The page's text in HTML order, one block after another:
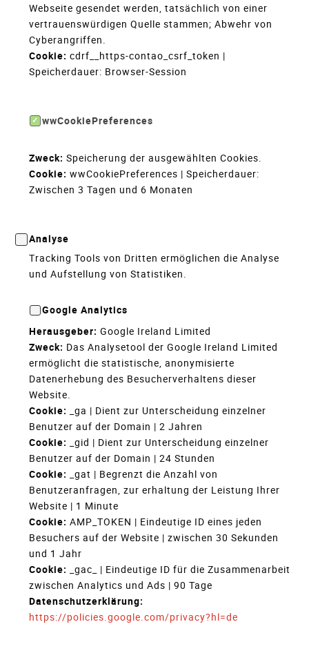
Webseite gesendet werden, tatsächlich von einer
vertrauenswürdigen Quelle stammen; Abwehr von
Cyberangriffen.
Cookie: cdrf__https-contao_csrf_token |
Speicherdauer: Browser-Session
wwCookiePreferences
Zweck: Speicherung der ausgewählten Cookies.
Cookie: wwCookiePreferences | Speicherdauer:
Zwischen 3 Tagen und 6 Monaten
Analyse
Tracking Tools von Dritten ermöglichen die Analyse
und Aufstellung von Statistiken.
Google Analytics
Herausgeber: Google Ireland Limited
Zweck: Das Analysetool der Google Ireland Limited
ermöglicht die statistische, anonymisierte
Datenerhebung des Besucherverhaltens dieser
Website.
Cookie: _ga | Dient zur Unterscheidung einzelner
Benutzer auf der Domain | 2 Jahren
Cookie: _gid | Dient zur Unterscheidung einzelner
Benutzer auf der Domain | 24 Stunden
Cookie: _gat | Begrenzt die Anzahl von
Benutzeranfragen, zur erhaltung der Leistung Ihrer
Website | 1 Minute
Cookie: AMP_TOKEN | Eindeutige ID eines jeden
Besuchers auf der Website | zwischen 30 Sekunden
und 1 Jahr
Cookie: _gac_ | Eindeutige ID für die Zusammenarbeit
zwischen Analytics und Ads | 90 Tage
Datenschutzerklärung:
https://policies.google.com/privacy?hl=de